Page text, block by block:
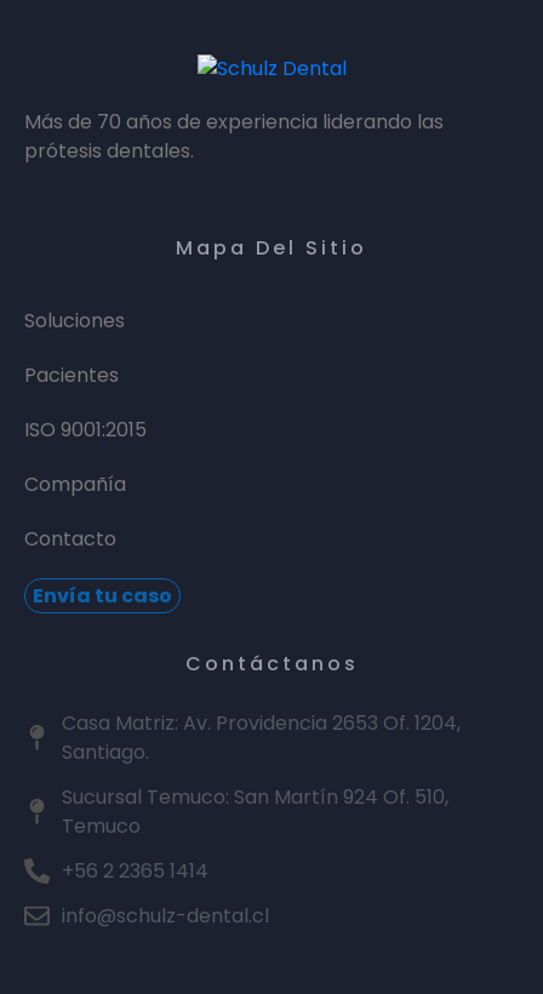
Más de 70 años de experiencia liderando las
prótesis dentales.
Mapa Del Sitio
Soluciones
Pacientes
ISO 9001:2015
Compañía
Contacto
Envía tu caso
Contáctanos
Casa Matriz: Av. Providencia 2653 Of. 1204,
Santiago.
Sucursal Temuco: San Martín 924 Of. 510,
Temuco
+56 2 2365 1414
info@schulz-dental.cl